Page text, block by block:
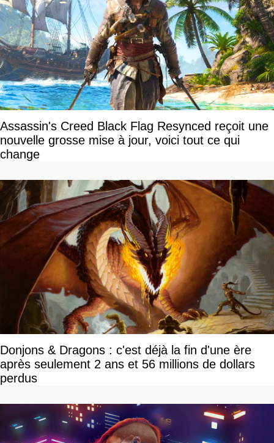
Assassin's Creed Black Flag Resynced reçoit une
nouvelle grosse mise à jour, voici tout ce qui
change
Donjons & Dragons : c'est déjà la fin d'une ère
après seulement 2 ans et 56 millions de dollars
perdus